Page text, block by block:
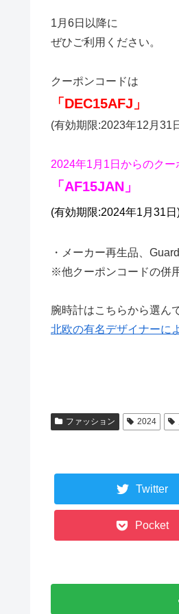
1月6日以降に
ぜひご利用ください。
クーポンコードは
「DEC15AFJ」
(有効期限:2023年12月31
2024年1月1日からのクー
「AF15JAN」
(有効期限:2024年1月31日
・メーカー再生品、
※他クーポンコードの併
腕時計はこちらから選ん
北欧の有名デザイナーに
ファッション 2024
Twitter
Pocket